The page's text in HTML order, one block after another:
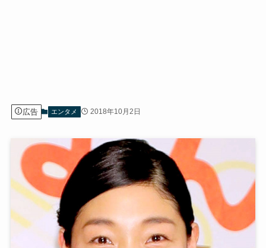
広告 エンタメ 2018年10月2日